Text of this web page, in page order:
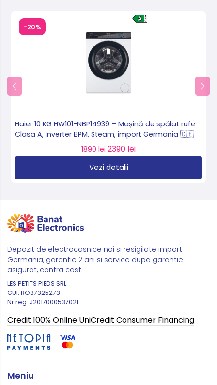
-20%
Haier 10 KG HW101-NBP14939 – Mașină de spălat rufe
Clasa A, Inverter BPM, Steam, import Germania 🇩🇪
1890 lei 2390 lei
Vezi detalii
Depozit de electrocasnice noi si resigilate import
Germania, garantie 2 ani si service dupa garantie
asigurat, contra cost.
LES PETITS PIEDS SRL
CUI: RO37325273
Nr reg: J2017000537021
Credit 100% Online UniCredit Consumer Financing
Meniu